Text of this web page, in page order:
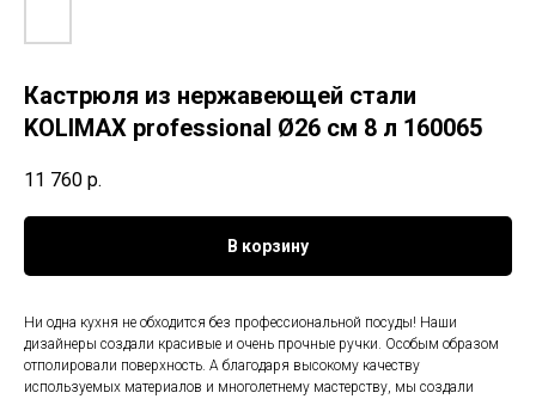
Кастрюля из нержавеющей стали
KOLIMAX professional Ø26 см 8 л 160065
11 760 р.
В корзину
Ни одна кухня не обходится без профессиональной посуды! Наши
дизайнеры создали красивые и очень прочные ручки. Особым образом
отполировали поверхность. А благодаря высокому качеству
используемых материалов и многолетнему мастерству, мы создали